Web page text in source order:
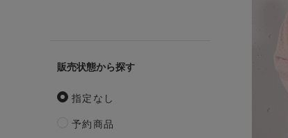
販売状態
指定なし
予約商品